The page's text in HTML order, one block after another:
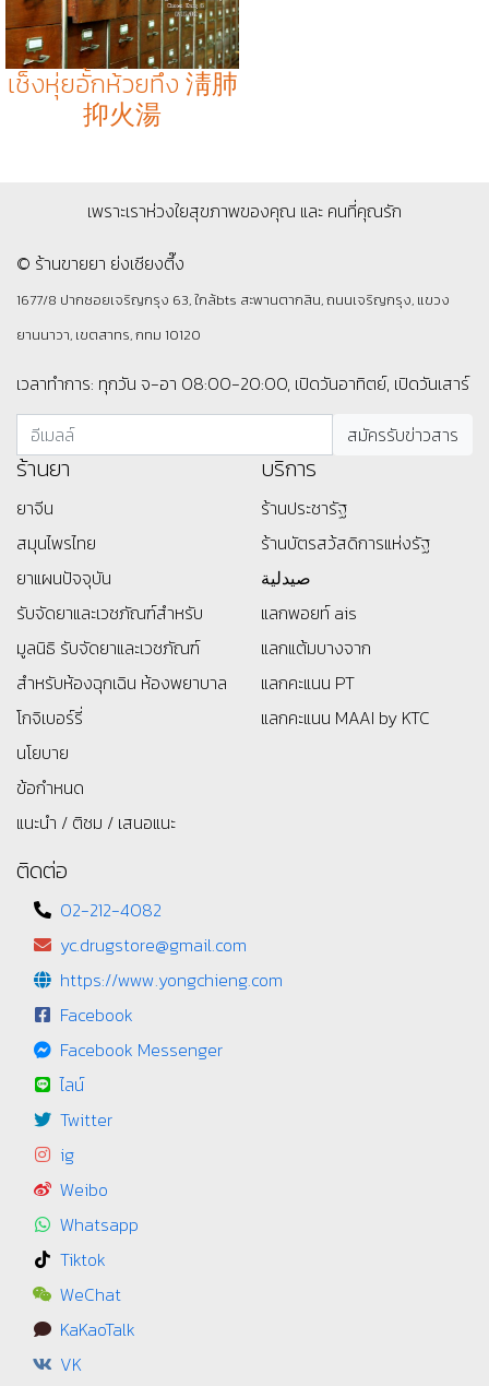
เช็งหุ่ยอั้กห้วยทึง 淸肺
抑火湯
เพราะเราห่วงใยสุขภาพของคุณ และ คนที่คุณรัก
© ร้านขายยา ย่งเชียงตึ๊ง
1677/8 ปากซอยเจริญกรุง 63, ใกล้bts สะพานตากสิน, ถนนเจริญกรุง, แขวง
ยานนาวา, เขตสาทร, กทม 10120
เวลาทำการ: ทุกวัน จ-อา 08:00-20:00, เปิดวันอาทิตย์, เปิดวันเสาร์
ร้านยา
ยาจีน
สมุนไพรไทย
ยาแผนปัจจุบัน
รับจัดยาและเวชภัณฑ์สำหรับ
มูลนิธิ รับจัดยาและเวชภัณฑ์
สำหรับห้องฉุกเฉิน ห้องพยาบาล
โกจิเบอร์รี่
นโยบาย
ข้อกำหนด
แนะนำ / ติชม / เสนอแนะ
บริการ
ร้านประชารัฐ
ร้านบัตรสว้สดิการแห่งรัฐ
صيدلية
แลกพอยท์ ais
แลกแต้มบางจาก
แลกคะแนน PT
แลกคะแนน MAAI by KTC
ติดต่อ
02-212-4082
yc.drugstore@gmail.com
https://www.yongchieng.com
Facebook
Facebook Messenger
ไลน์
Twitter
ig
Weibo
Whatsapp
Tiktok
WeChat
KaKaoTalk
VK